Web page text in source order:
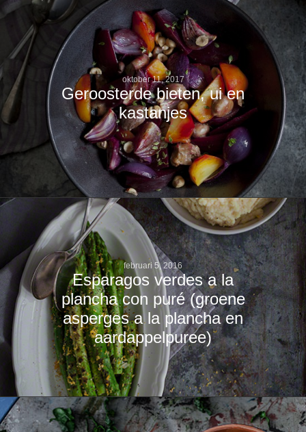
oktober 11, 2017
Geroosterde bieten, ui en
kastanjes
februari 5, 2016
Esparagos verdes a la
plancha con puré (groene
asperges a la plancha en
aardappelpuree)